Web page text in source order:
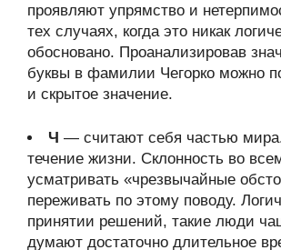
проявляют упрямство и
тех случаях, когда это никак
обосновано. Проанализировав
буквы в фамилии Чегорко можно
и скрытое значение.
Ч — считают себя частью
течение жизни. Склонность во
усматривать «чрезвычайные
переживать по этому поводу.
принятии решений, такие люди
думают достаточно длительное